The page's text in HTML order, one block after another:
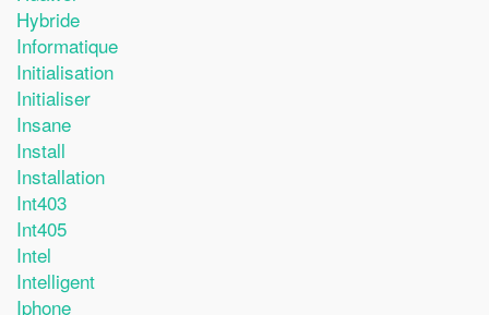
Hybride
Informatique
Initialisation
Initialiser
Insane
Install
Installation
Int403
Int405
Intel
Intelligent
Iphone